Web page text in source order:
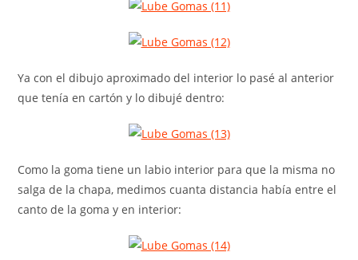
Ya con el dibujo aproximado del interior lo pasé al anterior
que tenía en cartón y lo dibujé dentro:
Como la goma tiene un labio interior para que la misma no
salga de la chapa, medimos cuanta distancia había entre el
canto de la goma y en interior: